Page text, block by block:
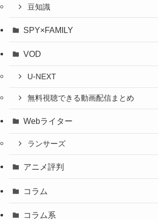
豆知識
SPY×FAMILY
VOD
U-NEXT
無料視聴できる動画配信まとめ
Webライター
ランサーズ
アニメ評判
コラム
コラム系